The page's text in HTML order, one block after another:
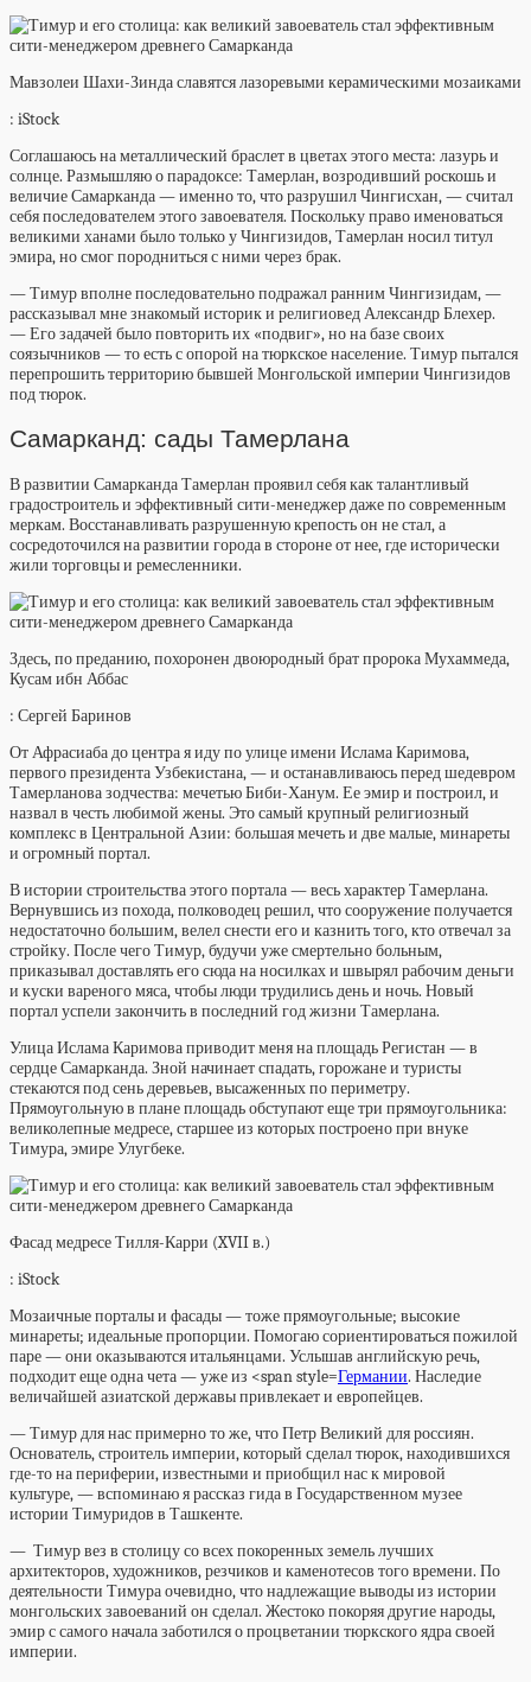
Мавзолеи Шахи-Зинда славятся лазоревыми керамическими мозаиками
: iStock
Соглашаюсь на металлический браслет в цветах этого места: лазурь и
солнце. Размышляю о парадоксе: Тамерлан, возродивший роскошь и
величие Самарканда — именно то, что разрушилЧингисхан, — считал
себя последователем этого завоевателя. Поскольку право именоваться
великими ханами было только у Чингизидов, Тамерлан носил титул
эмира, но смог породниться с ними через брак.
— Тимур вполне последовательно подражал ранним Чингизидам, —
рассказывал мне знакомый историк и религиовед Александр Блехер.
— Его задачей было повторить их «подвиг», но на базе своих
соязычников — то есть с опорой на тюркское население. Тимур пытался
перепрошить территорию бывшей Монгольской империи Чингизидов
под тюрок.
Самарканд: сады Тамерлана
В развитии Самарканда Тамерлан проявил себя как талантливый
градостроитель и эффективный сити-менеджер даже по современным
меркам. Восстанавливать разрушенную крепость он не стал, а
сосредоточился на развитии города в стороне от нее, где исторически
жили торговцы и ремесленники.
Здесь, по преданию, похоронен двоюродный брат пророка Мухаммеда,
Кусам ибн Аббас
: Сергей Баринов
От Афрасиаба до центра я иду по улице имени Ислама Каримова,
первого президента Узбекистана, — и останавливаюсь перед шедевром
Тамерланова зодчества: мечетью Биби-Ханум. Ее эмир и построил, и
назвал в честь любимой жены. Это самый крупный религиозный
комплекс в Центральной Азии: большая мечеть и две малые, минареты
и огромный портал.
В истории строительства этого портала — весь характер Тамерлана.
Вернувшись из похода, полководец решил, что сооружение получается
недостаточно большим, велел снести его и казнить того, кто отвечал за
стройку. После чего Тимур, будучи уже смертельно больным,
приказывал доставлять его сюда на носилках и швырял рабочим деньги
и куски вареного мяса, чтобы люди трудились день и ночь. Новый
портал успели закончить в последний год жизни Тамерлана.
Улица Ислама Каримова приводит меня на площадь Регистан — в
сердце Самарканда. Зной начинает спадать, горожане и туристы
стекаются под сень деревьев, высаженных по периметру.
Прямоугольную в плане площадь обступают еще три прямоугольника:
великолепные медресе, старшее из которых построено при внуке
Тимура, эмире Улугбеке.
Фасад медресе Тилля-Карри (XVII в.)
: iStock
Мозаичные порталы и фасады — тоже прямоугольные; высокие
минареты; идеальные пропорции. Помогаю сориентироваться пожилой
паре — они оказываются итальянцами. Услышав английскую речь,
подходит еще одна чета — уже из <span style=Германии. Наследие
величайшей азиатской державы привлекает и европейцев.
— Тимур для нас примерно то же, что Петр Великий для россиян.
Основатель, строитель империи, который сделал тюрок, находившихся
где-то на периферии, известными и приобщил нас к мировой
культуре, — вспоминаю я рассказ гида в Государственном музее
истории Тимуридов в Ташкенте.
— Тимур вез в столицу со всех покоренных земель лучших
архитекторов, художников, резчиков и каменотесов того времени. По
деятельности Тимура очевидно, что надлежащие выводы из истории
монгольских завоеваний он сделал. Жестоко покоряя другие народы,
эмир с самого начала заботился о процветании тюркского ядра своей
империи.